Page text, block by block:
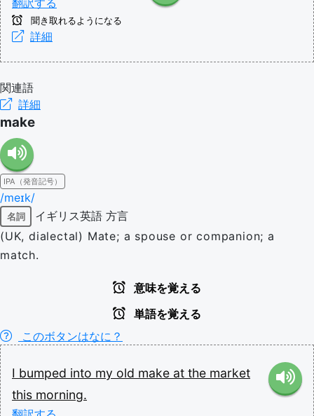
翻訳する
聞き取れるようになる
詳細
関連語
詳細
make
IPA（発音記号）
/meɪk/
名詞 イギリス英語 方言
(UK, dialectal) Mate; a spouse or companion; a
match.
意味を覚える
単語を覚える
このボタンはなに？
I bumped into my old make at the market
this morning.